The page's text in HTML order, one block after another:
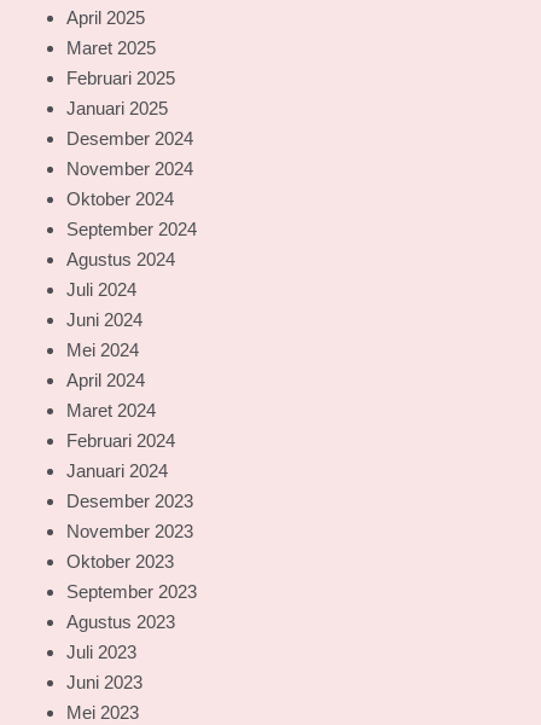
April 2025
Maret 2025
Februari 2025
Januari 2025
Desember 2024
November 2024
Oktober 2024
September 2024
Agustus 2024
Juli 2024
Juni 2024
Mei 2024
April 2024
Maret 2024
Februari 2024
Januari 2024
Desember 2023
November 2023
Oktober 2023
September 2023
Agustus 2023
Juli 2023
Juni 2023
Mei 2023